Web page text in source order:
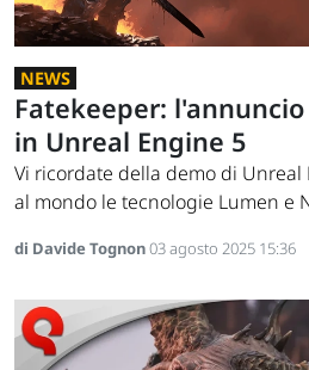
NEWS
Fatekeeper:
in Unreal Engine 5
Vi ricordate della demo di
al mondo le tecnologie Lumen e
di Davide Tognon03 agosto 2025 15:36